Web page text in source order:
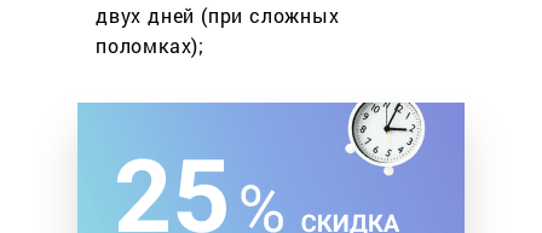
двух дней (при сложных
поломках);